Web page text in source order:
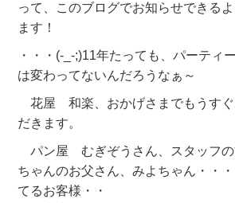
って、このブログでお知らせできる
ます！
・・・(-_-;)11年たっても、パーティ
は変わってないんだろうなぁ～
花屋 和楽、おかげさまでもうすぐ
だきます。
パン屋 むぎぞうさん、スタッフの
ちゃんのお父さん、みよちゃん・・
てるお客様・・